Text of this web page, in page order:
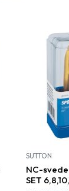
SUTTON
NC-
SET